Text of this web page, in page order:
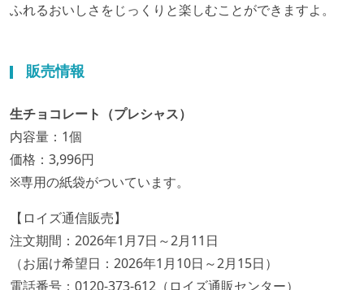
ふれるおいしさをじっくりと楽しむことができますよ。
販売情報
生チョコレート（プレシャス）
内容量：1個
価格：3,996円
※専用の紙袋がついています。
【ロイズ通信販売】
注文期間：2026年1月7日～2月11日
（お届け希望日：2026年1月10日～2月15日）
電話番号：0120-373-612（ロイズ通販センター）